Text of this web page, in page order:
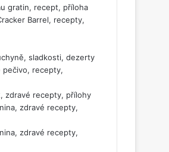
gratin, recept, příloha
Barrel, recepty,
sladkosti, dezerty
pečivo, recepty,
zdravé recepty, přílohy
zdravé recepty,
zdravé recepty,